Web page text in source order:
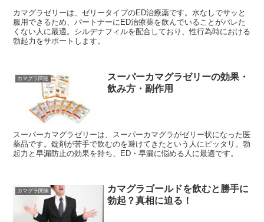
カマグラゼリーは、ゼリータイプのED治療薬です。水なしでサッと
服用できるため、パートナーにED治療薬を飲んでいることがバレた
くない人に最適。シルデナフィルを配合しており、性行為時における
勃起力をサポートします。
カマグラ関連
スーパーカマグラゼリーの効果・
飲み方・副作用
スーパーカマグラゼリーは、スーパーカマグラがゼリー状になった医
薬品です。錠剤が苦手で飲むのを避けてきたという人にピッタリ。勃
起力と早漏防止の効果を持ち、ED・早漏に悩める人に最適です。
カマグラ関連
カマグラゴールドを飲むと勝手に
勃起？真相に迫る！